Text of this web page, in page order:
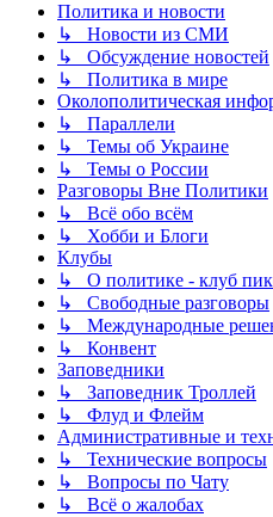
Политика и новости
↳ Новости из СМИ
↳ Обсуждение новостей
↳ Политика в мире
Околополитическая
↳ Параллели
↳ Темы об Украине
↳ Темы о России
Разговоры Вне Политики
↳ Всё обо всём
↳ Хобби и Блоги
Клубы
↳ О политике - клуб
↳ Свободные разговоры
↳ Международные
↳ Конвент
Заповедники
↳ Заповедник Троллей
↳ Флуд и Флейм
Административные и
↳ Технические вопросы
↳ Вопросы по Чату
↳ Всё о жалобах